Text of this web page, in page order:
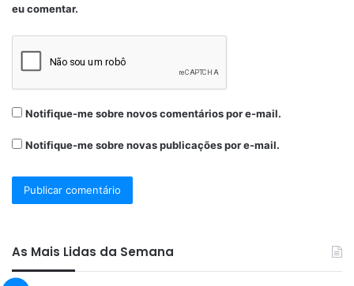
eu comentar.
Notifique-me sobre novos comentários por e-mail.
Notifique-me sobre novas publicações por e-mail.
As Mais Lidas da Semana